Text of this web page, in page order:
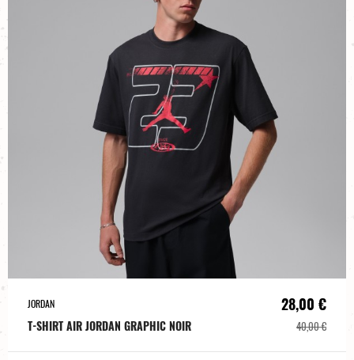
JORDAN
T-SHIRT AIR JORDAN GRAPHIC NOIR
28,00 €
40,00 €